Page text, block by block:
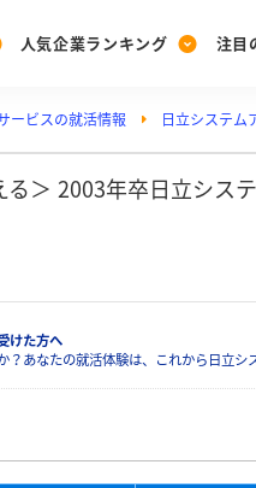
[27卒]
人気企業ランキング
見る
みんな
注目
集
業界・企業研究
ービスの就活情報 日立システム
＞ 2003年卒日立シス
けた方へ
あなたの就活体験は、これから日立